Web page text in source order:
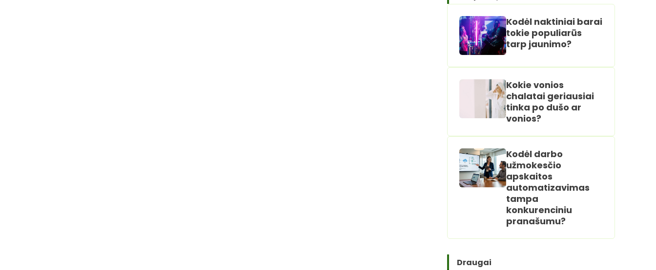
Kodėl naktiniai barai
tokie populiarūs
tarp jaunimo?
Kokie vonios
chalatai geriausiai
tinka po dušo ar
vonios?
Kodėl darbo
užmokesčio
apskaitos
automatizavimas
tampa
konkurenciniu
pranašumu?
Draugai